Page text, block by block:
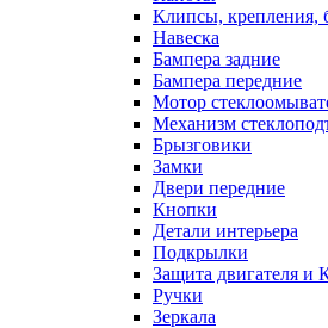
Клипсы, крепления,
Навеска
Бампера задние
Бампера передние
Мотор
Механизм
Брызговики
Замки
Двери передние
Кнопки
Детали интерьера
Подкрылки
Защита двигателя и
Ручки
Зеркала